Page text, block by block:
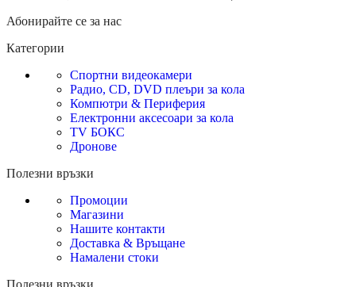
Абонирайте се за нас
Категории
Спортни видеокамери
Радио, CD, DVD плеъри за кола
Компютри & Периферия
Електронни аксесоари за кола
TV БОКС
Дронове
Полезни връзки
Промоции
Магазини
Нашите контакти
Доставка & Връщане
Намалени стоки
Полезни връзки